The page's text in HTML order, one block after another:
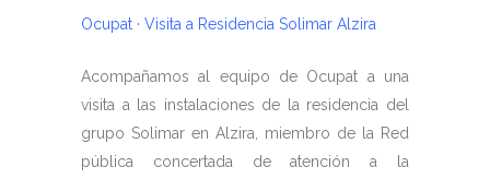
Ocupat · Visita a Residencia Solimar Alzira
Acompañamos al equipo de Ocupat a una
visita a las instalaciones de la residencia del
grupo Solimar en Alzira, miembro de la Red
pública concertada de atención a la